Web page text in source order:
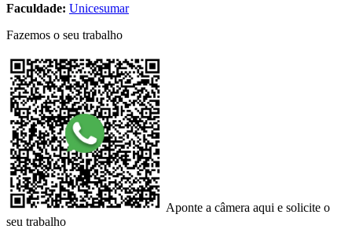
Faculdade: Unicesumar
Fazemos o seu trabalho
Aponte a câmera aqui e solicite o
seu trabalho